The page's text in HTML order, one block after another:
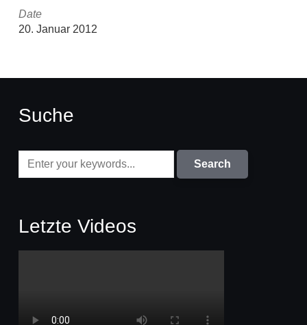
Date
20. Januar 2012
Suche
Letzte Videos